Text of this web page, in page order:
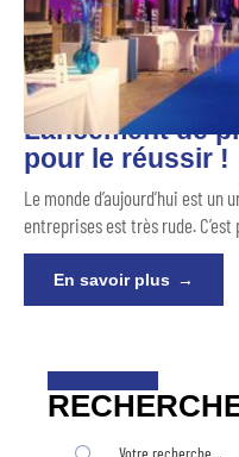
Lancement de
pour le réussir !
Le monde d’aujourd’hui est
entreprises est très rude.
En savoir plus